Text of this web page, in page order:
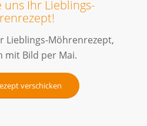
uns Ihr Lieblings-
Lieblings-Möhrenrezept,
mit Bild per Mai.
verschicken